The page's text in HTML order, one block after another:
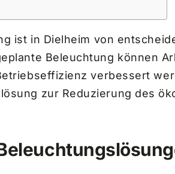
ist in Dielheim von
Beleuchtung können
verbessert
zur Reduzierung des